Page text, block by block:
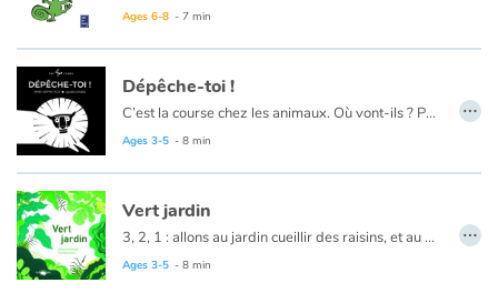
Ages 6-8 - 7 min
Dépêche-toi !
C’est la course chez les animaux. Où vont-ils ? Pourquoi tant d’empressement ? Les motifs et le noir et blanc sont mis à contribution pour faire vivre cet imagier animalier. Arriveront-ils à temps pour la lecture du soir ? Vous le découvrirez si vous restez jusqu’à la fin.
Ages 3-5 - 8 min
…
Vert jardin
3, 2, 1 : allons au jardin cueillir des raisins, et au potager, ramasser des fruits et des légumes pour le déjeuner.
Ages 3-5 - 8 min
…